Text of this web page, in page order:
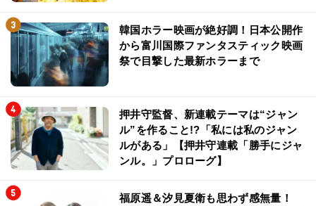
韓国ホラー映画が絶好調！日本公開作
から富川国際ファンタスティック映画
祭で目撃した最新ホラーまで
押井守監督、新連載テーマは“ジャン
ル”を作ること!?「私には私のジャン
ルがある」【押井守連載「勝手にジャ
ンル。」プロローグ】
福原遥＆汐見夏衛も思わず感無量！